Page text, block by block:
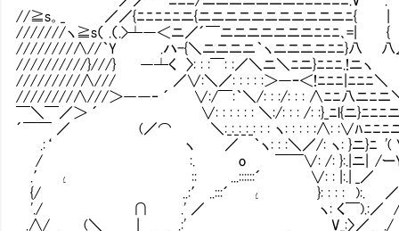
//≧s。_ ／／{ﾆﾆﾆﾆﾆニ{ニニニニニニニニニニニ
///////ヽ≧s（ .（.>┴―＜ニ／´￣ニニニニニニニﾆﾆﾆ､
////////∧//｀Y .ハ-{＼ニニニニ｀ヽニニニニﾆﾆ}八 八
//////////}///} ―┴く 〉: : :￣: :／＼ニ＼ﾆニ}ﾆﾆﾆ.!ニ
/////////∧/// ／∨:＼／: : : : :＞―ｰ＜!ﾆﾆﾆ|ﾆﾆﾆ＼
////////∧///＞――‐ ´ ∨:/￣:｀＼/: : :/: : : ∧ﾆﾆ八
￣＼￣／＞ ´ ∨: : : : : : ＼:/: : : /: :}_ﾆl{ニ}ﾆﾆ
´￣￣ ／ (／⌒ ＼:_:_:_:_: : : ヽ: : : : :∧: :∨ﾊﾆﾆ
.:‘ ヽ ／ ｀ヽ: : :＼／/: ヽ: }ニ}ﾆ
/ :. o ￣￣∨: /: }:.|ニ| /ーY .
.′ ι :: ...::::::´ ∨: : |:.| _／ v ／
{/ ..:′ ..:::´ ι }: : : : ):. ／{ v／
'./ ∩ .' ／ ヽ: く ￣).:／ /v |／|
.∧/ (＼ | .:' V_:〉 ／ ./ :|